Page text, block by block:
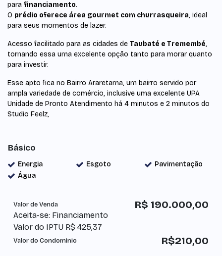
para financiamento.
O prédio oferece área gourmet com churrasqueira, ideal
para seus momentos de lazer.
Acesso facilitado para as cidades de Taubaté e Tremembé,
tornando essa uma excelente opção tanto para morar quanto
para investir.
Esse apto fica no Bairro Araretama, um bairro servido por
ampla variedade de comércio, inclusive uma excelente UPA
Unidade de Pronto Atendimento há 4 minutos e 2 minutos do
Studio Feelz,
Básico
Energia Esgoto
Pavimentação
Água
R$ 190.000,00
Valor de Venda
Aceita-se: Financiamento
Valor do IPTU R$ 425,37
Valor do Condominio R$210,00